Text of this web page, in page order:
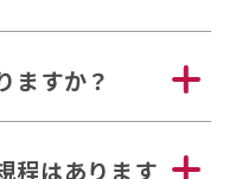
ますか？
程はあります